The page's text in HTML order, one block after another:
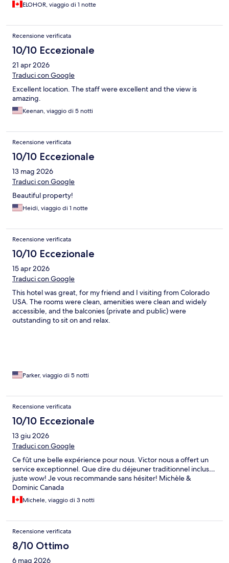
ELOHOR, viaggio di 1 notte
Recensione verificata
10/10 Eccezionale
21 apr 2026
Traduci con Google
Excellent location. The staff were excellent and the view is
amazing.
Keenan, viaggio di 5 notti
Recensione verificata
10/10 Eccezionale
13 mag 2026
Traduci con Google
Beautiful property!
Heidi, viaggio di 1 notte
Recensione verificata
10/10 Eccezionale
15 apr 2026
Traduci con Google
This hotel was great, for my friend and I visiting from Colorado
USA. The rooms were clean, amenities were clean and widely
accessible, and the balconies (private and public) were
outstanding to sit on and relax.
Parker, viaggio di 5 notti
Recensione verificata
10/10 Eccezionale
13 giu 2026
Traduci con Google
Ce fût une belle expérience pour nous. Victor nous a offert un
service exceptionnel. Que dire du déjeuner traditionnel inclus…
juste wow! Je vous recommande sans hésiter! Michèle &
Dominic Canada
Michele, viaggio di 3 notti
Recensione verificata
8/10 Ottimo
6 mag 2026